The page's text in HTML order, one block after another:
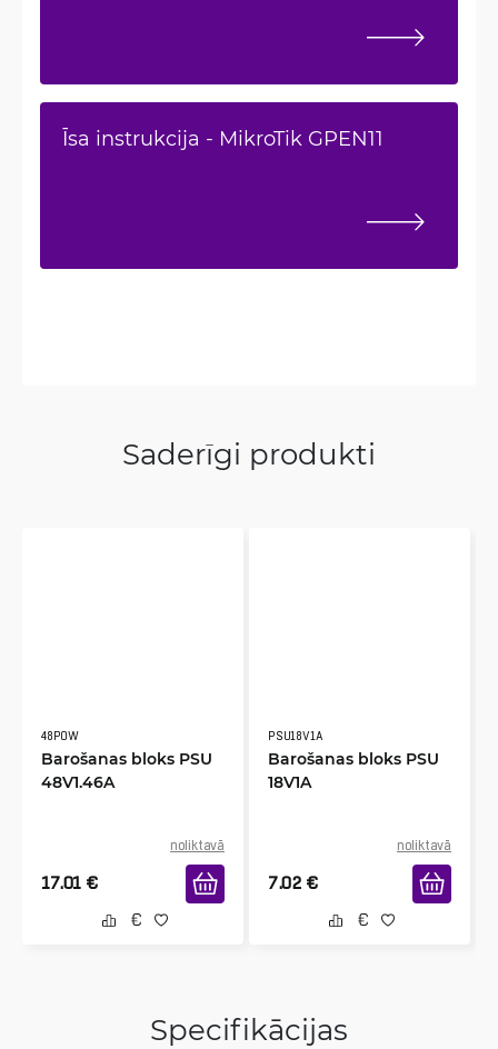
Īsa instrukcija - MikroTik GPEN11
Saderīgi produkti
48POW
Barošanas bloks PSU
48V1.46A
noliktavā
17.01 €
PSU18V1A
Barošanas bloks PSU
18V1A
noliktavā
7.02 €
Specifikācijas